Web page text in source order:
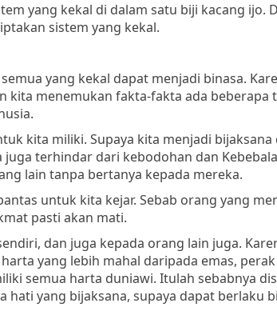
yang kekal di dalam satu biji kacang ijo.
sistem yang kekal.
yang kekal dapat menjadi binasa.
kita menemukan fakta-fakta ada beberapa
kita miliki. Supaya kita menjadi
terhindar dari kebodohan dan
lain tanpa bertanya kepada mereka.
untuk kita kejar. Sebab orang yang
pasti akan mati.
dan juga kepada orang lain juga.
yang lebih mahal daripada emas,
semua harta duniawi. Itulah sebabnya
hati yang bijaksana, supaya dapat berlaku